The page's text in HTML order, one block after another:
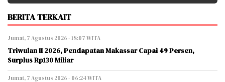
BERITA TERKAIT
Jumat, 7 Agustus 2026 - 18:07 WITA
Triwulan II 2026, Pendapatan Makassar Capai 49 Persen,
Surplus Rp130 Miliar
Jumat, 7 Agustus 2026 - 06:24 WITA